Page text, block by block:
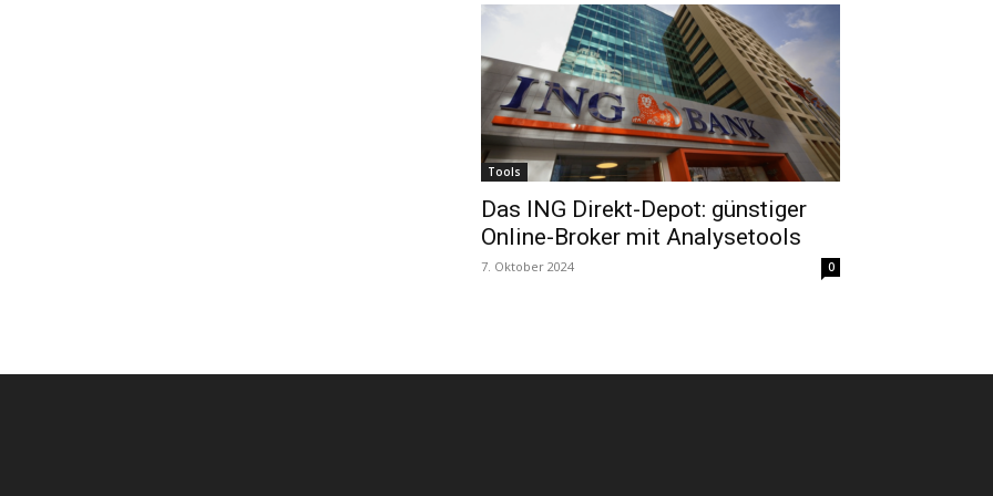
Tools
Das ING Direkt-Depot: günstiger
Online-Broker mit Analysetools
7. Oktober 2024 0